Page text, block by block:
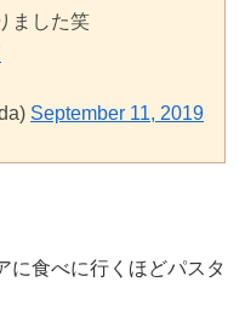
ました笑
September 11, 2019
に食べに行くほどパスタ